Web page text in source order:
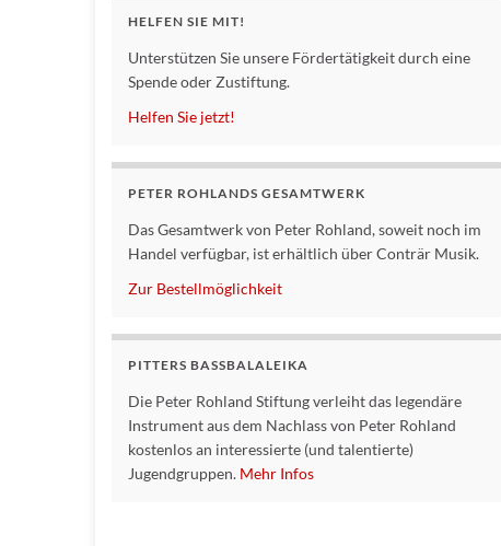
HELFEN SIE MIT!
Unterstützen Sie unsere Fördertätigkeit durch eine
Spende oder Zustiftung.
Helfen Sie jetzt!
PETER ROHLANDS GESAMTWERK
Das Gesamtwerk von Peter Rohland, soweit noch im
Handel verfügbar, ist erhältlich über Conträr Musik.
Zur Bestellmöglichkeit
PITTERS BASSBALALEIKA
Die Peter Rohland Stiftung verleiht das legendäre
Instrument aus dem Nachlass von Peter Rohland
kostenlos an interessierte (und talentierte)
Jugendgruppen. Mehr Infos